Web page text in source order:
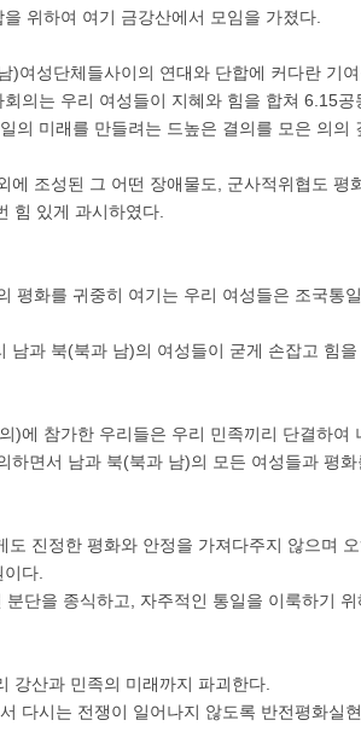
위하여 여기 금강산에서 모임을 가졌다.
)여성단체들사이의 연대와 단합에 커다란 기
의는 우리 여성들이 지혜와 힘을 합쳐 6.15
의 미래를 만들려는 드높은 결의를 모은 의의
에 조성된 그 어떤 장애물도, 군사적위협도 평
힘 있게 과시하였다.
평화를 귀중히 여기는 우리 여성들은 조국통
남과 북(북과 남)의 여성들이 굳게 손잡고 힘
)에 참가한 우리들은 우리 민족끼리 단결하여
하면서 남과 북(북과 남)의 모든 여성들과 평
진정한 평화와 안정을 가져다주지 않으며
다.
단을 종식하고, 자주적인 통일을 이룩하기
강산과 민족의 미래까지 파괴한다.
다시는 전쟁이 일어나지 않도록 반전평화실